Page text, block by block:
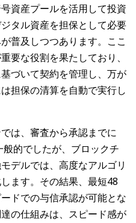
資産プールを活用して投資
タル資産を担保として必要
普及しつつあります。ここ
要な役割を果たしており、
づいて契約を管理し、万が
担保の清算を自動で実行し
は、審査から承認までに
的でしたが、ブロックチ
デルでは、高度なアルゴリ
ます。その結果、最短48
ドでの与信承認が可能とな
の仕組みは、スピード感が